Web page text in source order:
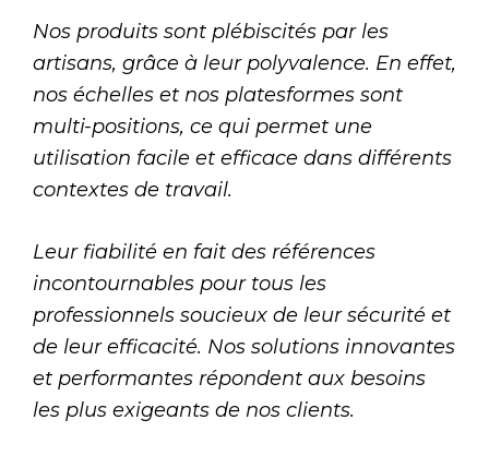
Nos produits sont plébiscités par les
artisans, grâce à leur polyvalence. En effet,
nos échelles et nos platesformes sont
multi-positions, ce qui permet une
utilisation facile et efficace dans différents
contextes de travail.
Leur fiabilité en fait des références
incontournables pour tous les
professionnels soucieux de leur sécurité et
de leur efficacité. Nos solutions innovantes
et performantes répondent aux besoins
les plus exigeants de nos clients.